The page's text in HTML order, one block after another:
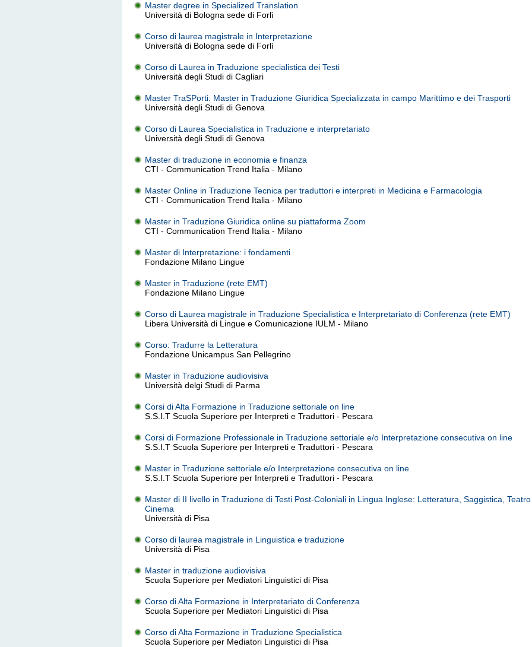
Master degree in Specialized Translation
Università di Bologna sede di Forlì
Corso di laurea magistrale in Interpretazione
Università di Bologna sede di Forlì
Corso di Laurea in Traduzione specialistica dei Testi
Università degli Studi di Cagliari
Master TraSPorti: Master in Traduzione Giuridica Specializzata in campo Marittimo e dei Trasporti
Università degli Studi di Genova
Corso di Laurea Specialistica in Traduzione e interpretariato
Università degli Studi di Genova
Master di traduzione in economia e finanza
CTI - Communication Trend Italia - Milano
Master Online in Traduzione Tecnica per traduttori e interpreti in Medicina e Farmacologia
CTI - Communication Trend Italia - Milano
Master in Traduzione Giuridica online su piattaforma Zoom
CTI - Communication Trend Italia - Milano
Master di Interpretazione: i fondamenti
Fondazione Milano Lingue
Master in Traduzione (rete EMT)
Fondazione Milano Lingue
Corso di Laurea magistrale in Traduzione Specialistica e Interpretariato di Conferenza (rete EMT)
Libera Università di Lingue e Comunicazione IULM - Milano
Corso: Tradurre la Letteratura
Fondazione Unicampus San Pellegrino
Master in Traduzione audiovisiva
Università delgi Studi di Parma
Corsi di Alta Formazione in Traduzione settoriale on line
S.S.I.T Scuola Superiore per Interpreti e Traduttori - Pescara
Corsi di Formazione Professionale in Traduzione settoriale e/o Interpretazione consecutiva on line
S.S.I.T Scuola Superiore per Interpreti e Traduttori - Pescara
Master in Traduzione settoriale e/o Interpretazione consecutiva on line
S.S.I.T Scuola Superiore per Interpreti e Traduttori - Pescara
Master di II livello in Traduzione di Testi Post-Coloniali in Lingua Inglese: Letteratura, Saggistica,
Cinema
Università di Pisa
Corso di laurea magistrale in Linguistica e traduzione
Università di Pisa
Master in traduzione audiovisiva
Scuola Superiore per Mediatori Linguistici di Pisa
Corso di Alta Formazione in Interpretariato di Conferenza
Scuola Superiore per Mediatori Linguistici di Pisa
Corso di Alta Formazione in Traduzione Specialistica
Scuola Superiore per Mediatori Linguistici di Pisa